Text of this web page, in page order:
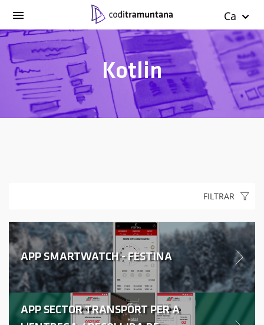
Ca
Kotlin
FILTRAR
APP SMARTWATCH - FESTINA
APP SECTOR TRANSPORT PER A